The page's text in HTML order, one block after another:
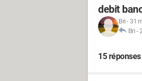
debit
Bri - 31
Bri -
15 réponses